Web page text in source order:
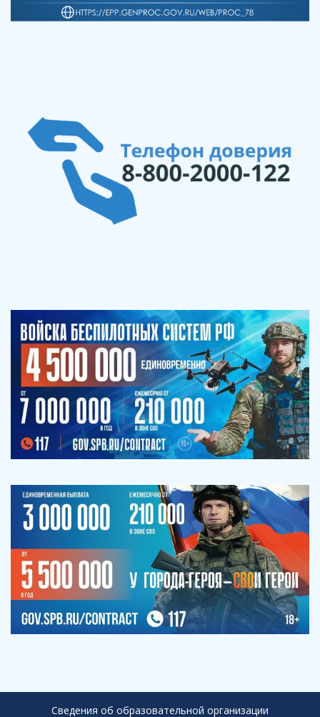
Сведения об образовательной организации